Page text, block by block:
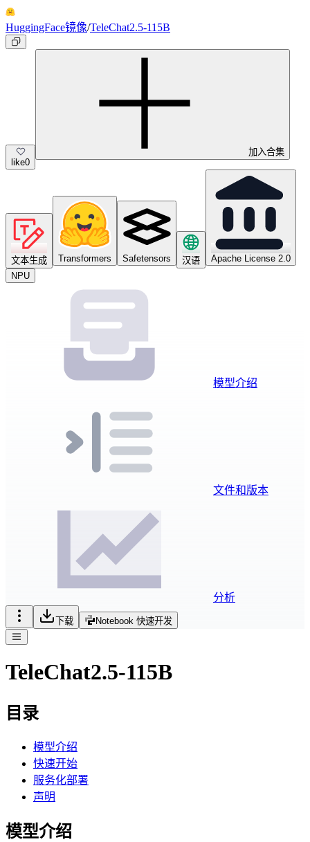
HuggingFace镜像/TeleChat2.5-115B
like0
加入合集
文本生成 Transformers Safetensors 汉语
Apache License 2.0
NPU
模型介绍
文件和版本
分析
下载 Notebook 快速开发
TeleChat2.5-115B
目录
模型介绍
快速开始
服务化部署
声明
模型介绍